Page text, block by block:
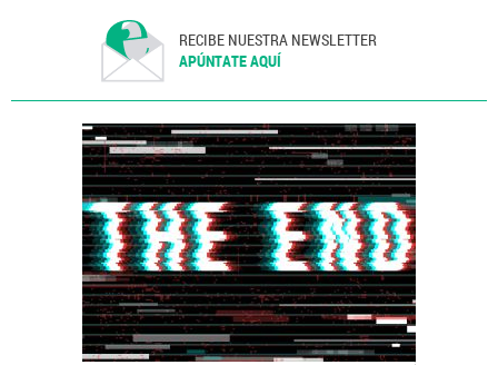
RECIBE NUESTRA NEWSLETTER
APÚNTATE AQUÍ